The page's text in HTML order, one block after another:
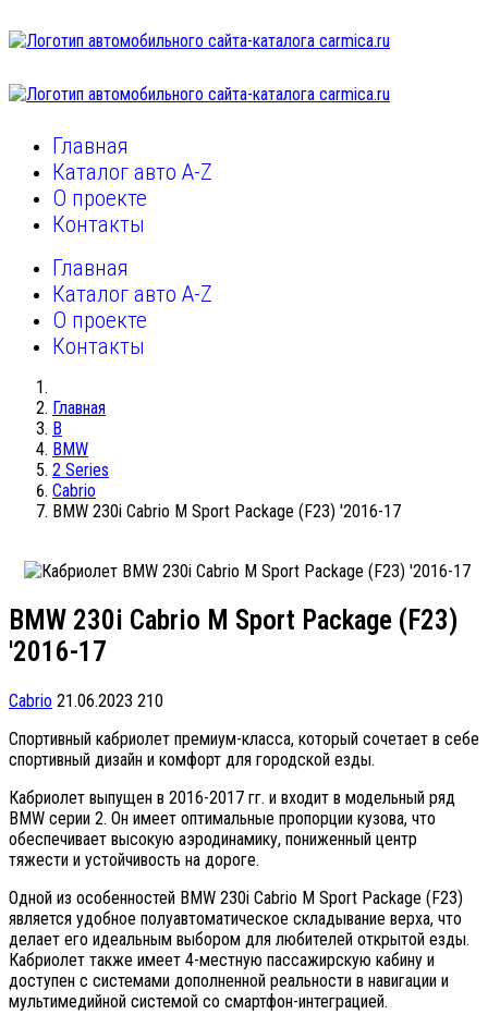
Главная
Каталог авто A-Z
О проекте
Контакты
Главная
Каталог авто A-Z
О проекте
Контакты
Главная
B
BMW
2 Series
Cabrio
BMW 230i Cabrio M Sport Package (F23) '2016-17
BMW 230i Cabrio M Sport Package (F23)
'2016-17
Cabrio 21.06.2023 210
Cпортивный кабриолет премиум-класса, который сочетает в себе
спортивный дизайн и комфорт для городской езды.
Кабриолет выпущен в 2016-2017 гг. и входит в модельный ряд
BMW серии 2. Он имеет оптимальные пропорции кузова, что
обеспечивает высокую аэродинамику, пониженный центр
тяжести и устойчивость на дороге.
Одной из особенностей BMW 230i Cabrio M Sport Package (F23)
является удобное полуавтоматическое складывание верха, что
делает его идеальным выбором для любителей открытой езды.
Кабриолет также имеет 4-местную пассажирскую кабину и
доступен с системами дополненной реальности в навигации и
мультимедийной системой со смартфон-интеграцией.